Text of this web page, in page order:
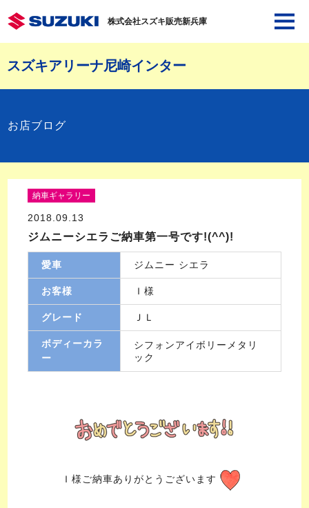
株式会社スズキ販売新兵庫
スズキアリーナ尼崎インター
お店ブログ
納車ギャラリー
2018.09.13
ジムニーシエラご納車第一号です!(^^)!
愛車 ジムニー シエラ
お客様 Ｉ様
グレード ＪＬ
ボディーカラ
ー
シフォンアイボリーメタリ
ック
Ｉ様ご納車ありがとうございます